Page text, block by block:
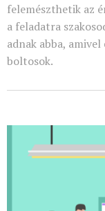
felemészthetik az
a feladatra
adnak abba,
boltosok.